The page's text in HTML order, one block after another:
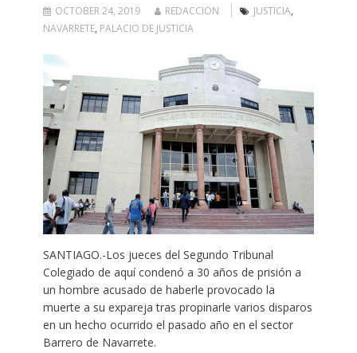
OCTOBER 24, 2019 REDACCION JUSTICIA,
NAVARRETE, PALACIO DE JUSTICIA
SANTIAGO.-Los jueces del Segundo Tribunal
Colegiado de aquí condenó a 30 años de prisión a
un hombre acusado de haberle provocado la
muerte a su expareja tras propinarle varios disparos
en un hecho ocurrido el pasado año en el sector
Barrero de Navarrete.